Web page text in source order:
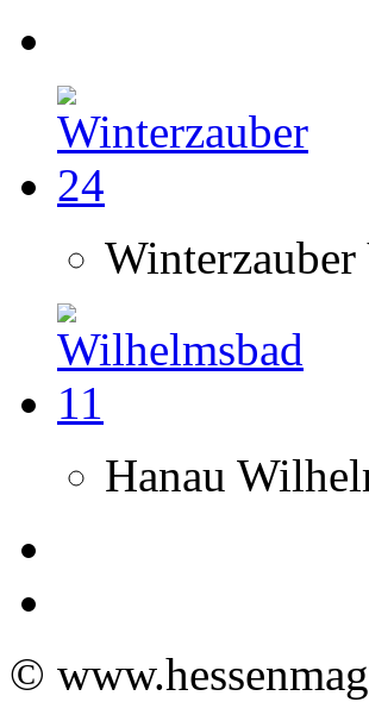
Winterzauber
Hanau
©